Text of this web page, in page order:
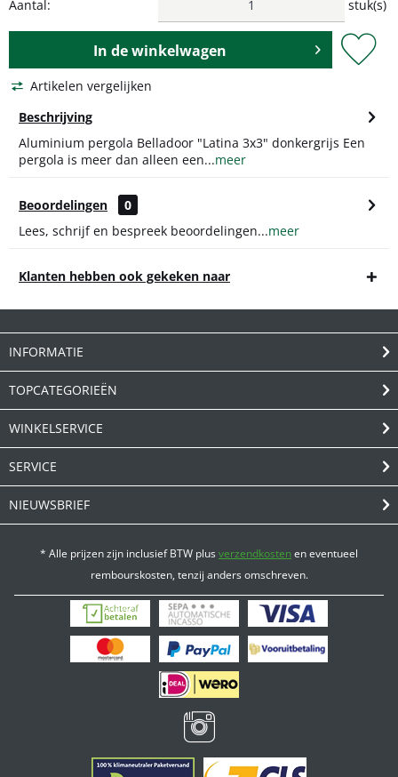
Aantal: stuk(s)
In dewinkelwagen
Artikelen vergelijken
Beschrijving
Aluminium pergola Belladoor "Latina 3x3" donkergrijs Een
pergola is meer dan alleen een...meer
Beoordelingen
0
Lees, schrijf en bespreek beoordelingen...meer
Klanten hebben ook gekeken naar
INFORMATIE
TOPCATEGORIEËN
WINKELSERVICE
SERVICE
NIEUWSBRIEF
* Alle prijzen zijn inclusief BTW plusverzendkostenen eventueel
rembourskosten, tenzij anders omschreven.